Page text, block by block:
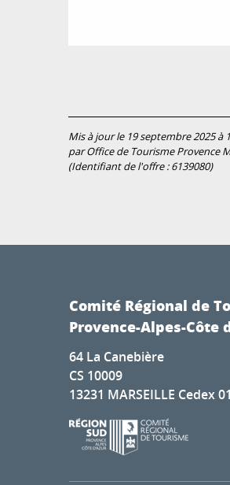
Mis à jour le 19 septembre 2025 à
par Office de Tourisme Provence
(Identifiant de l'offre :6139080)
Comité Régional de
Provence-Alpes-Côte
64 La Canebière
CS 10009
13231 MARSEILLE Cedex 01